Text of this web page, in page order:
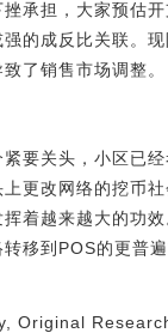
承担，大家预估
的成反比关联。
了销售市场调整。
要关头，小区已
更改网络的挖币
着越来越大的功效
移到POS的更普遍
Original